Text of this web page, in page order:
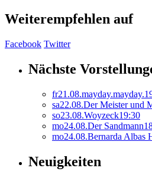
Weiterempfehlen auf
Facebook Twitter
Nächste
fr21.08.mayday.mayday.
sa22.08.Der Meister und
so23.08.Woyzeck19:30
mo24.08.Der Sandmann
mo24.08.Bernarda Albas
Neuigkeiten